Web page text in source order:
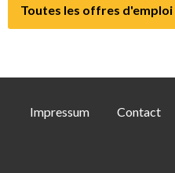
Toutes les offres
Impressum Contact